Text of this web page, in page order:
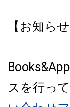
【お知らせ
スを行っ